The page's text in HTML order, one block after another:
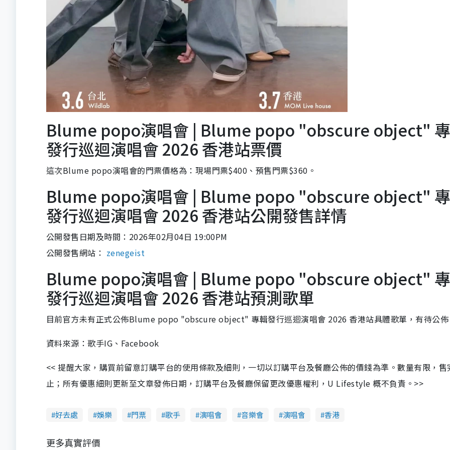
Blume popo演唱會 | Blume popo "obscure object"
發行巡迴演唱會 2026 香港站票價
這次Blume popo演唱會的門票價格為：現場門票$400、預售門票$360。
Blume popo演唱會 | Blume popo "obscure object"
發行巡迴演唱會 2026 香港站公開發售詳情
公開發售日期及時間：2026年02月04日 19:00PM
公開發售網站： zenegeist
Blume popo演唱會 | Blume popo "obscure object"
發行巡迴演唱會 2026 香港站預測歌單
目前官方未有正式公佈Blume popo "obscure object" 專輯發行巡迴演唱會 2026 香港站具體歌單，有待公佈
資料來源：歌手IG、Facebook
<< 提醒大家，購買前留意訂購平台的使用條款及細則，一切以訂購平台及餐廳公佈的價錢為準。數量有限，售
止；所有優惠細則更新至文章發佈日期，訂購平台及餐廳保留更改優惠權利，U Lifestyle 概不負責。>>
好去處 娛樂 門票 歌手 演唱會 音樂會 演唱會 香港
更多真實評價